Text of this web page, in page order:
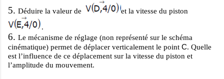
5. Déduire la valeur de
et la vitesse du piston
.
6. Le mécanisme de réglage (non représenté sur le schéma
cinématique) permet de déplacer verticalement le point C. Quelle
est l’influence de ce déplacement sur la vitesse du piston et
l’amplitude du mouvement.